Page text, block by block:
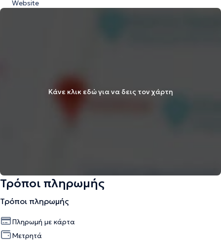
Website
Κάνε κλικ εδώ για να δεις τον χάρτη
Τρόποι πληρωμής
Τρόποι πληρωμής
Πληρωμή με κάρτα
Μετρητά